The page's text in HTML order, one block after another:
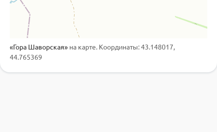
«Гора Шаворская» на карте. Координаты: 43.148017,
44.765369